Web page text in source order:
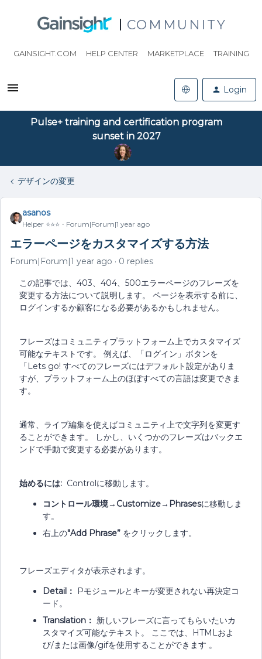
COMMUNITY
GAINSIGHT.COM HELP CENTER MARKETPLACE TRAINING
Login
Pulse+ training and certification program
sunset in 2027
デザインの変更
asanos
Helper ⭐️⭐️⭐️ Forum|Forum|1 year ago
エラーページをカスタマイズする方法
Forum|Forum|1 year ago 0 replies
この記事では、403、404、500エラーページのフレーズを
変更する方法について説明します。 ページを表示する前に、
ログインするか顧客になる必要があるかもしれません。
フレーズはコミュニティプラットフォーム上でカスタマイズ
可能なテキストです。 例えば、「ログイン」ボタンを
「Lets go! すべてのフレーズにはデフォルト設定がありま
すが、プラットフォーム上のほぼすべての言語は変更できま
す。
通常、ライブ編集を使えばコミュニティ上で文字列を変更す
ることができます。 しかし、いくつかのフレーズはバックエ
ンドで手動で変更する必要があります。
始めるには: Controlに移動します。
コントロール環境→ Customize→ Phrasesに移動しま
す。
右上の"Add Phrase” をクリックします。
フレーズエディタが表示されます。
Detail：
Pモジュールとキーが変更されない再決定コ
ード。
Translation： 新しいフレーズに言ってもらいたいカ
スタマイズ可能なテキスト。 ここでは、HTMLおよ
び/または画像/gifを使用することができます 。